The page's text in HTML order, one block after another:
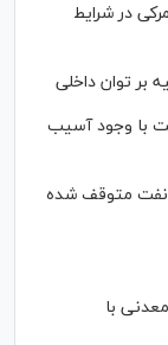
در شرایط
بر توان داخلی
با وجود آسیب
نفت متوقف شده
با